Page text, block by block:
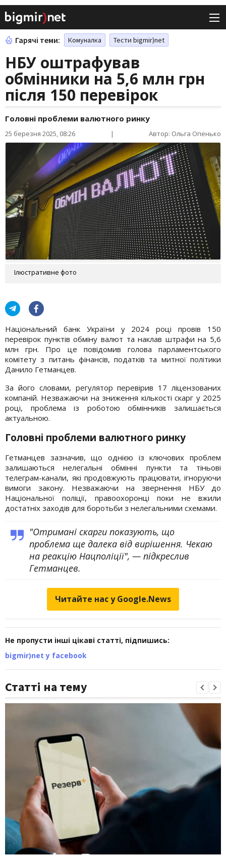
Гарячі теми: Комуналка Тести bigmir)net
НБУ оштрафував
обмінники на 5,6 млн грн
після 150 перевірок
Головні проблеми валютного ринку
25 березня 2025, 08:26 | Автор: Ольга Опенько
Ілюстративне фото
Національний банк України у 2024 році провів 150
перевірок пунктів обміну валют та наклав штрафи на 5,6
млн грн. Про це повідомив голова парламентського
комітету з питань фінансів, податків та митної політики
Данило Гетманцев.
За його словами, регулятор перевірив 17 ліцензованих
компаній. Незважаючи на зниження кількості скарг у 2025
році, проблема із роботою обмінників залишається
актуальною.
Головні проблеми валютного ринку
Гетманцев зазначив, що однією із ключових проблем
залишаються нелегальні обмінні пункти та тіньові
телеграм-канали, які продовжують працювати, ігноруючи
вимоги закону. Незважаючи на звернення НБУ до
Національної поліції, правоохоронці поки не вжили
достатніх заходів для боротьби з нелегальними схемами.
"Отримані скарги показують, що
проблема ще далека від вирішення. Чекаю
на реакцію Нацполіції", — підкреслив
Гетманцев.
Читайте нас у Google.News
Не пропусти інші цікаві статті, підпишись:
bigmir)net у facebook
Статті на тему